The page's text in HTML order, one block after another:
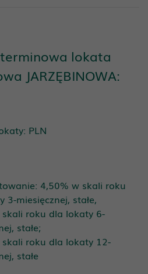
lokata
JARZĘBINOWA:
PLN
4,50% w skali roku
3-miesięcznej, stałe,
roku dla lokaty 6-
stałe;
roku dla lokaty 12-
stałe